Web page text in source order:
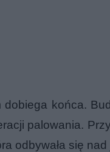
końca.
palowania.
odbywała się